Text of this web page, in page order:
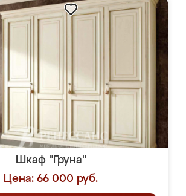
Шкаф "Груна"
Цена: 66 000 руб.